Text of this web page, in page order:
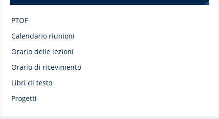
PTOF
Calendario riunioni
Orario delle lezioni
Orario di ricevimento
Libri di testo
Progetti